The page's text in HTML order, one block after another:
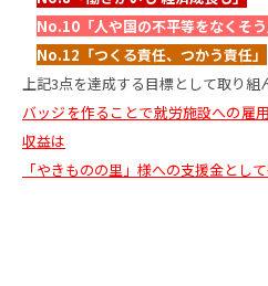
No.10「人や国の不平等をなくそう
No.12「つくる責任、つかう責任」
上記3点を達成する目標として取り組
バッジを作ることで就労施設への雇
収益は
「やきものの里」様への支援金として